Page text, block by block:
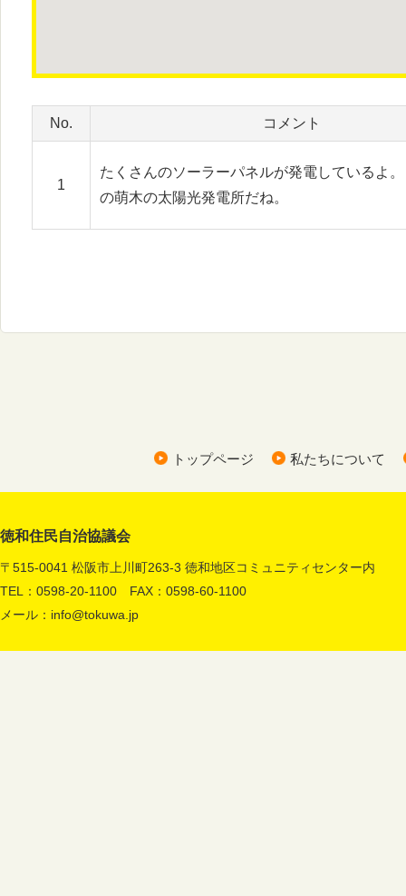
No. コメント
1
たくさんのソーラーパネルが発電しているよ
の萌木の太陽光発電所だね。
トップページ 私たちについて
徳和住民自治協議会
〒515-0041 松阪市上川町263-3 徳和地区コミュニティセンター内
TEL：0598-20-1100 FAX：0598-60-1100
メール： info@tokuwa.jp